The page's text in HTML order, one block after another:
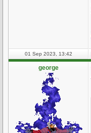
01 Sep 2023, 13:42
george